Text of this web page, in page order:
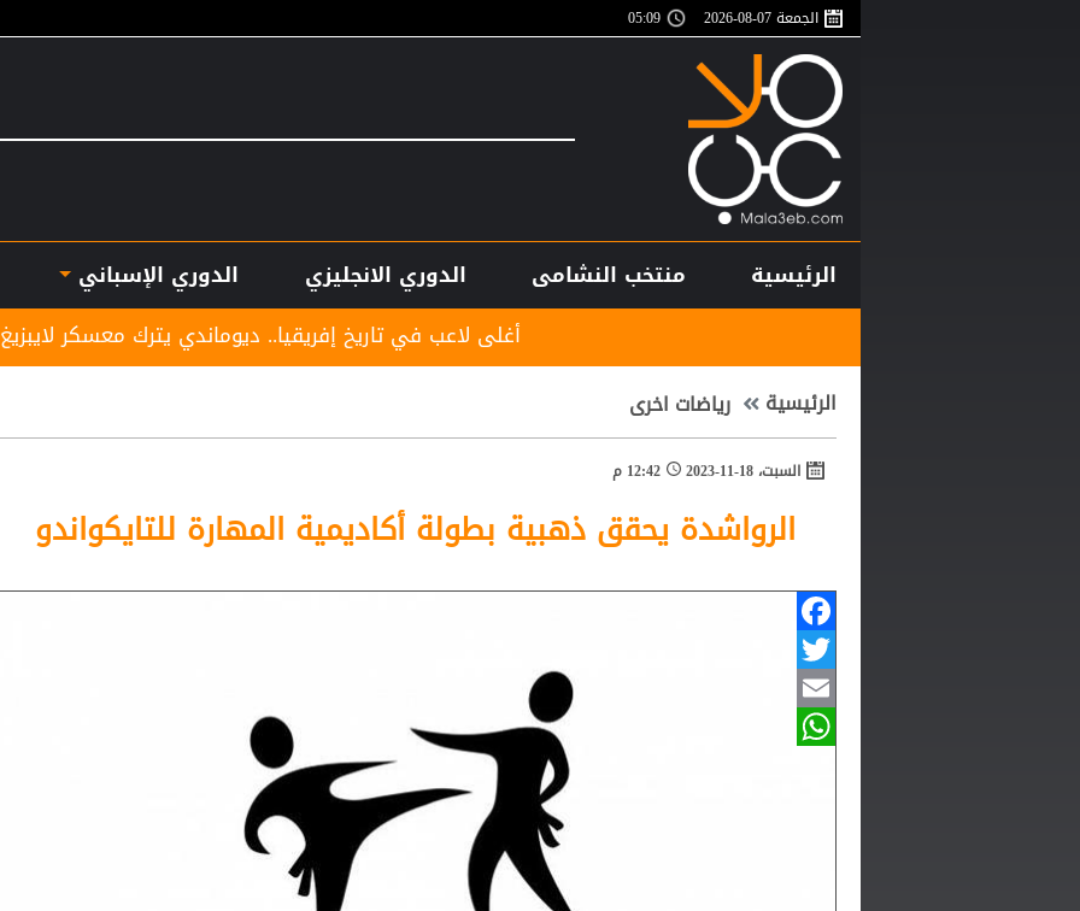
الجمعة 07-08-2026 05:09
الرئيسية منتخب النشامى الدوري الانجليزي الدوري الإسباني
أغلى لاعب في تاريخ إفريقيا.. ديوماندي يترك معسكر لايبزيغ للانضمام
الرئيسية رياضات اخرى
السبت، 18-11-2023 12:42 م
الرواشدة يحقق ذهبية بطولة أكاديمية المهارة للتايكواندو
Facebook
Twitter
Email
WhatsApp